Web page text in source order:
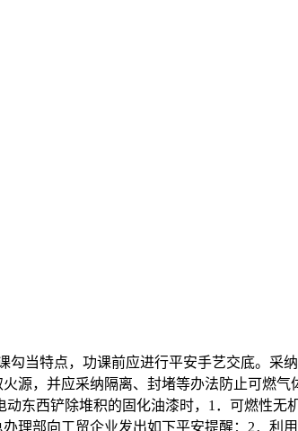
当特点，功课前应进行平安手艺交底。采
源，并应采纳隔离、封堵等办法防止可燃
东西铲除堆积的固化油漆时，1．可燃性无
理部向工贸企业发出如下平安提醒：2．利